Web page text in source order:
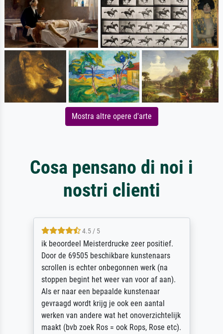
Mostra altre opere d'arte
Cosa pensano di noi i
nostri clienti
4.5 / 5
ik beoordeel Meisterdrucke zeer positief.
Door de 69505 beschikbare kunstenaars
scrollen is echter onbegonnen werk (na
stoppen begint het weer van voor af aan).
Als er naar een bepaalde kunstenaar
gevraagd wordt krijg je ook een aantal
werken van andere wat het onoverzichtelijk
maakt (bvb zoek Ros = ook Rops, Rose etc).